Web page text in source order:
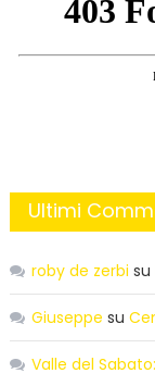
Ultimi
roby de zerbi su
Giuseppe su
Valle del